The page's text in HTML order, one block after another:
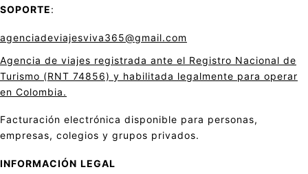
SOPORTE:
agenciadeviajesviva365@gmail.com
Agencia de viajes registrada ante el Registro Nacional de
Turismo (RNT 74856) y habilitada legalmente para operar
en Colombia.
Facturación electrónica disponible para personas,
empresas, colegios y grupos privados.
INFORMACIÓN LEGAL